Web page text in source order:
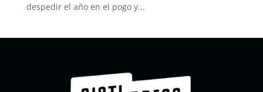
despedir el año en el pogo y...